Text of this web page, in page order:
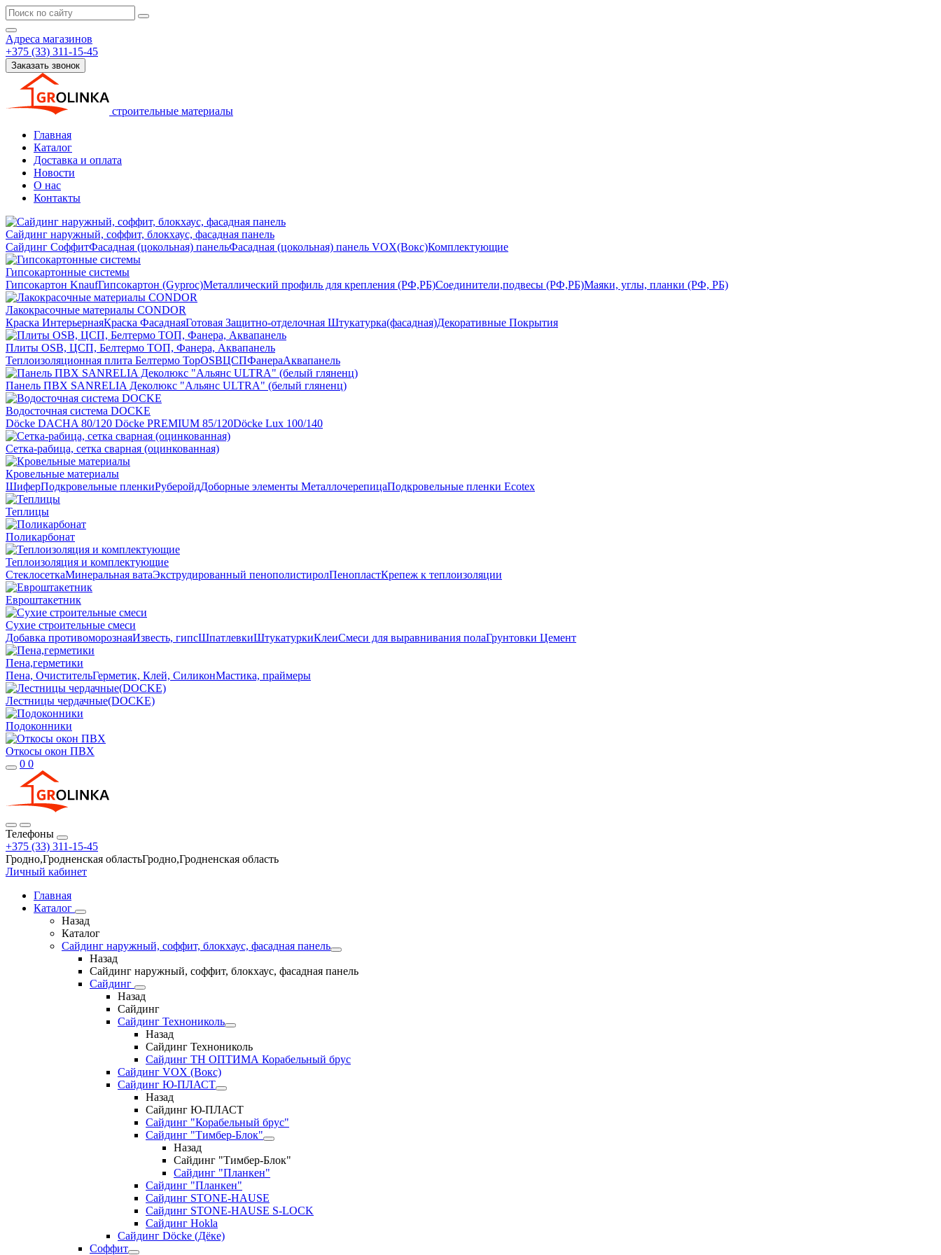
Адреса магазинов
+375 (33) 311-15-45
Заказать звонок
строительные материалы
Главная
Каталог
Доставка и оплата
Новости
О нас
Контакты
Сайдинг наружный, соффит, блокхаус, фасадная панель
Сайдинг СоффитФасадная (цокольная) панельФасадная (цокольная) панель VOX(Вокс)Комплектующие
Гипсокартонные системы
Гипсокартон KnaufГипсокартон (Gyproc)Металлический профиль для крепления (РФ,РБ)Соединители,подвесы (РФ,РБ)Маяки, углы, планки (РФ, РБ)
Лакокрасочные материалы CONDOR
Краска ИнтерьернаяКраска ФасаднаяГотовая Защитно-отделочная Штукатурка(фасадная)Декоративные Покрытия
Плиты OSB, ЦСП, Белтермо ТОП, Фанера, Аквапанель
Теплоизоляционная плита Белтермо TopOSBЦСПФанераАквапанель
Панель ПВХ SANRELIA Деколюкс "Альянс ULTRA" (белый гляненц)
Водосточная система DOCKE
Döсkе DACHA 80/120 Döcke PREMIUM 85/120Döсkе Luх 100/140
Сетка-рабица, сетка сварная (оцинкованная)
Кровельные материалы
ШиферПодкровельные пленкиРуберойдДоборные элементы МеталлочерепицаПодкровельные пленки Ecotex
Теплицы
Поликарбонат
Теплоизоляция и комплектующие
СтеклосеткаМинеральная ватаЭкструдированный пенополистиролПенопластКрепеж к теплоизоляции
Евроштакетник
Сухие строительные смеси
Добавка противоморознаяИзвесть, гипсШпатлевкиШтукатуркиКлеиСмеси для выравнивания полаГрунтовки Цемент
Пена,герметики
Пена, ОчистительГерметик, Клей, СиликонМастика, праймеры
Лестницы чердачные(DOCKE)
Подоконники
Откосы окон ПВХ
0 0
Телефоны
+375 (33) 311-15-45
Гродно,Гродненская областьГродно,Гродненская область
Личный кабинет
Главная
Каталог
Назад
Каталог
Сайдинг наружный, соффит, блокхаус, фасадная панель
Назад
Сайдинг наружный, соффит, блокхаус, фасадная панель
Сайдинг
Назад
Сайдинг
Сайдинг Технониколь
Назад
Сайдинг Технониколь
Сайдинг ТН ОПТИМА Корабельный брус
Сайдинг VOX (Вокс)
Сайдинг Ю-ПЛАСТ
Назад
Сайдинг Ю-ПЛАСТ
Сайдинг "Корабельный брус"
Сайдинг "Тимбер-Блок"
Назад
Сайдинг "Тимбер-Блок"
Сайдинг "Планкен"
Сайдинг "Планкен"
Сайдинг STONE-HAUSE
Сайдинг STONE-HAUSE S-LOCK
Сайдинг Hokla
Сайдинг Döcke (Дёке)
Соффит